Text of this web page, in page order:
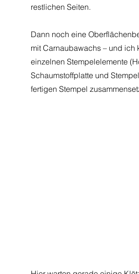
restlichen Seiten.
Dann noch eine
mit Carnaubawachs – und ich
einzelnen Stempelelemente
Schaumstoffplatte und
fertigen Stempel